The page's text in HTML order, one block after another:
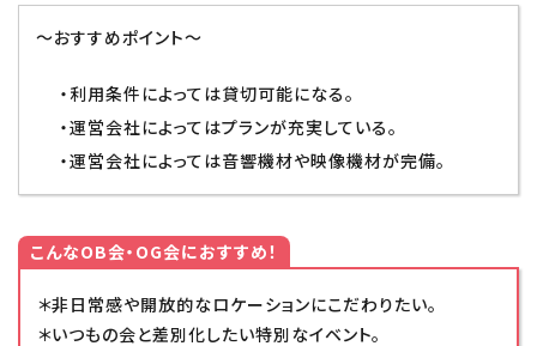
～おすすめポイント～
・利用条件によっては貸切可能になる。
・運営会社によってはプランが充実している。
・運営会社によっては音響機材や映像機材が完備。
こんなOB会・OG会におすすめ！
＊非日常感や開放的なロケーションにこだわりたい。
＊いつもの会と差別化したい特別なイベント。